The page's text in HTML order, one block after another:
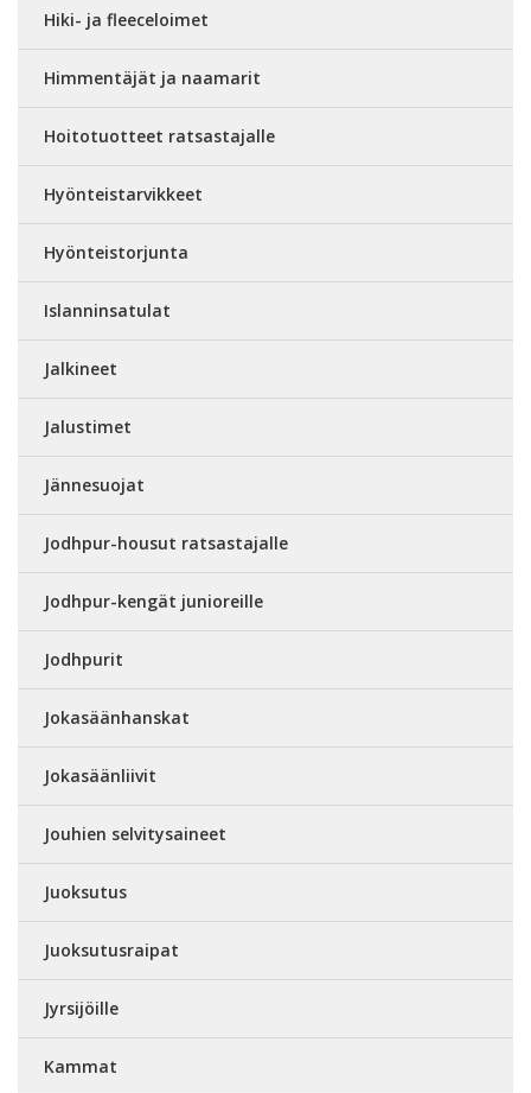
Hiki- ja fleeceloimet
Himmentäjät ja naamarit
Hoitotuotteet ratsastajalle
Hyönteistarvikkeet
Hyönteistorjunta
Islanninsatulat
Jalkineet
Jalustimet
Jännesuojat
Jodhpur-housut ratsastajalle
Jodhpur-kengät junioreille
Jodhpurit
Jokasäänhanskat
Jokasäänliivit
Jouhien selvitysaineet
Juoksutus
Juoksutusraipat
Jyrsijöille
Kammat